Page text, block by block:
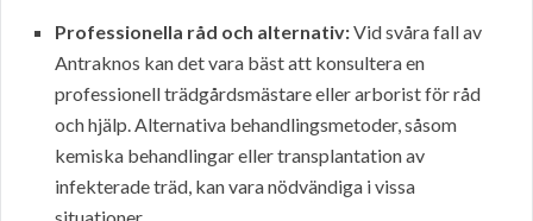
Professionella råd och alternativ:Vid svåra fall av
Antraknos kan det vara bäst att konsultera en
professionell trädgårdsmästare eller arborist för råd
och hjälp. Alternativa behandlingsmetoder, såsom
kemiska behandlingar eller transplantation av
infekterade träd, kan vara nödvändiga i vissa